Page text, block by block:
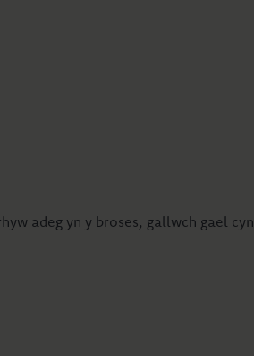
adeg yn y broses, gallwch gael